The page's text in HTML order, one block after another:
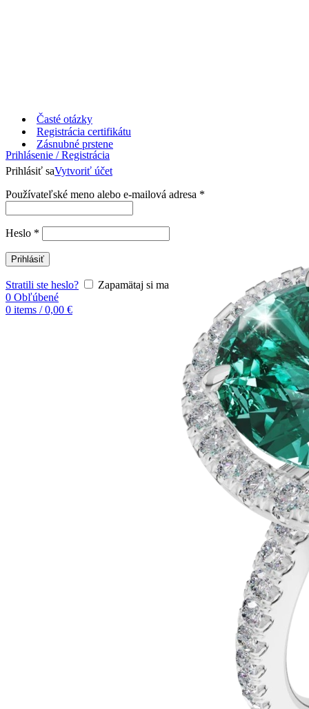
Časté otázky
Registrácia certifikátu
Prihlásenie / Registrácia
Prihlásiť saVytvoriť účet
Používateľské meno alebo e-mailová adresa *
Heslo *
Prihlásiť
Stratili ste heslo?
Zapamätaj si ma
0 Obľúbené
0 items / 0,00 €
Zásnubné prstene